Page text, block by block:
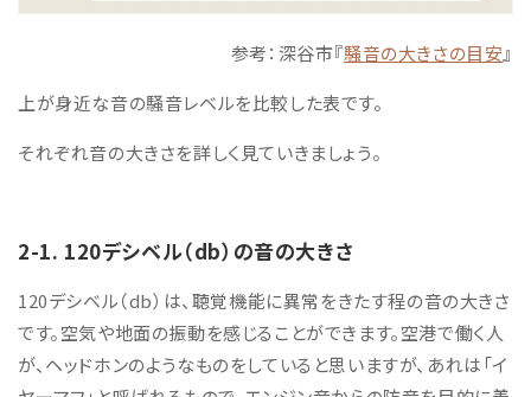
参考：深谷市『騒音の大きさの目安』
上が身近な音の騒音レベルを比較した表です。
それぞれ音の大きさを詳しく見ていきましょう。
2-1. 120デシベル（db）の音の大きさ
120デシベル（db）は、聴覚機能に異常をきたす程の音の大きさ
です。空気や地面の振動を感じることができます。空港で働く人
が、ヘッドホンのようなものをしていると思いますが、あれは「イ